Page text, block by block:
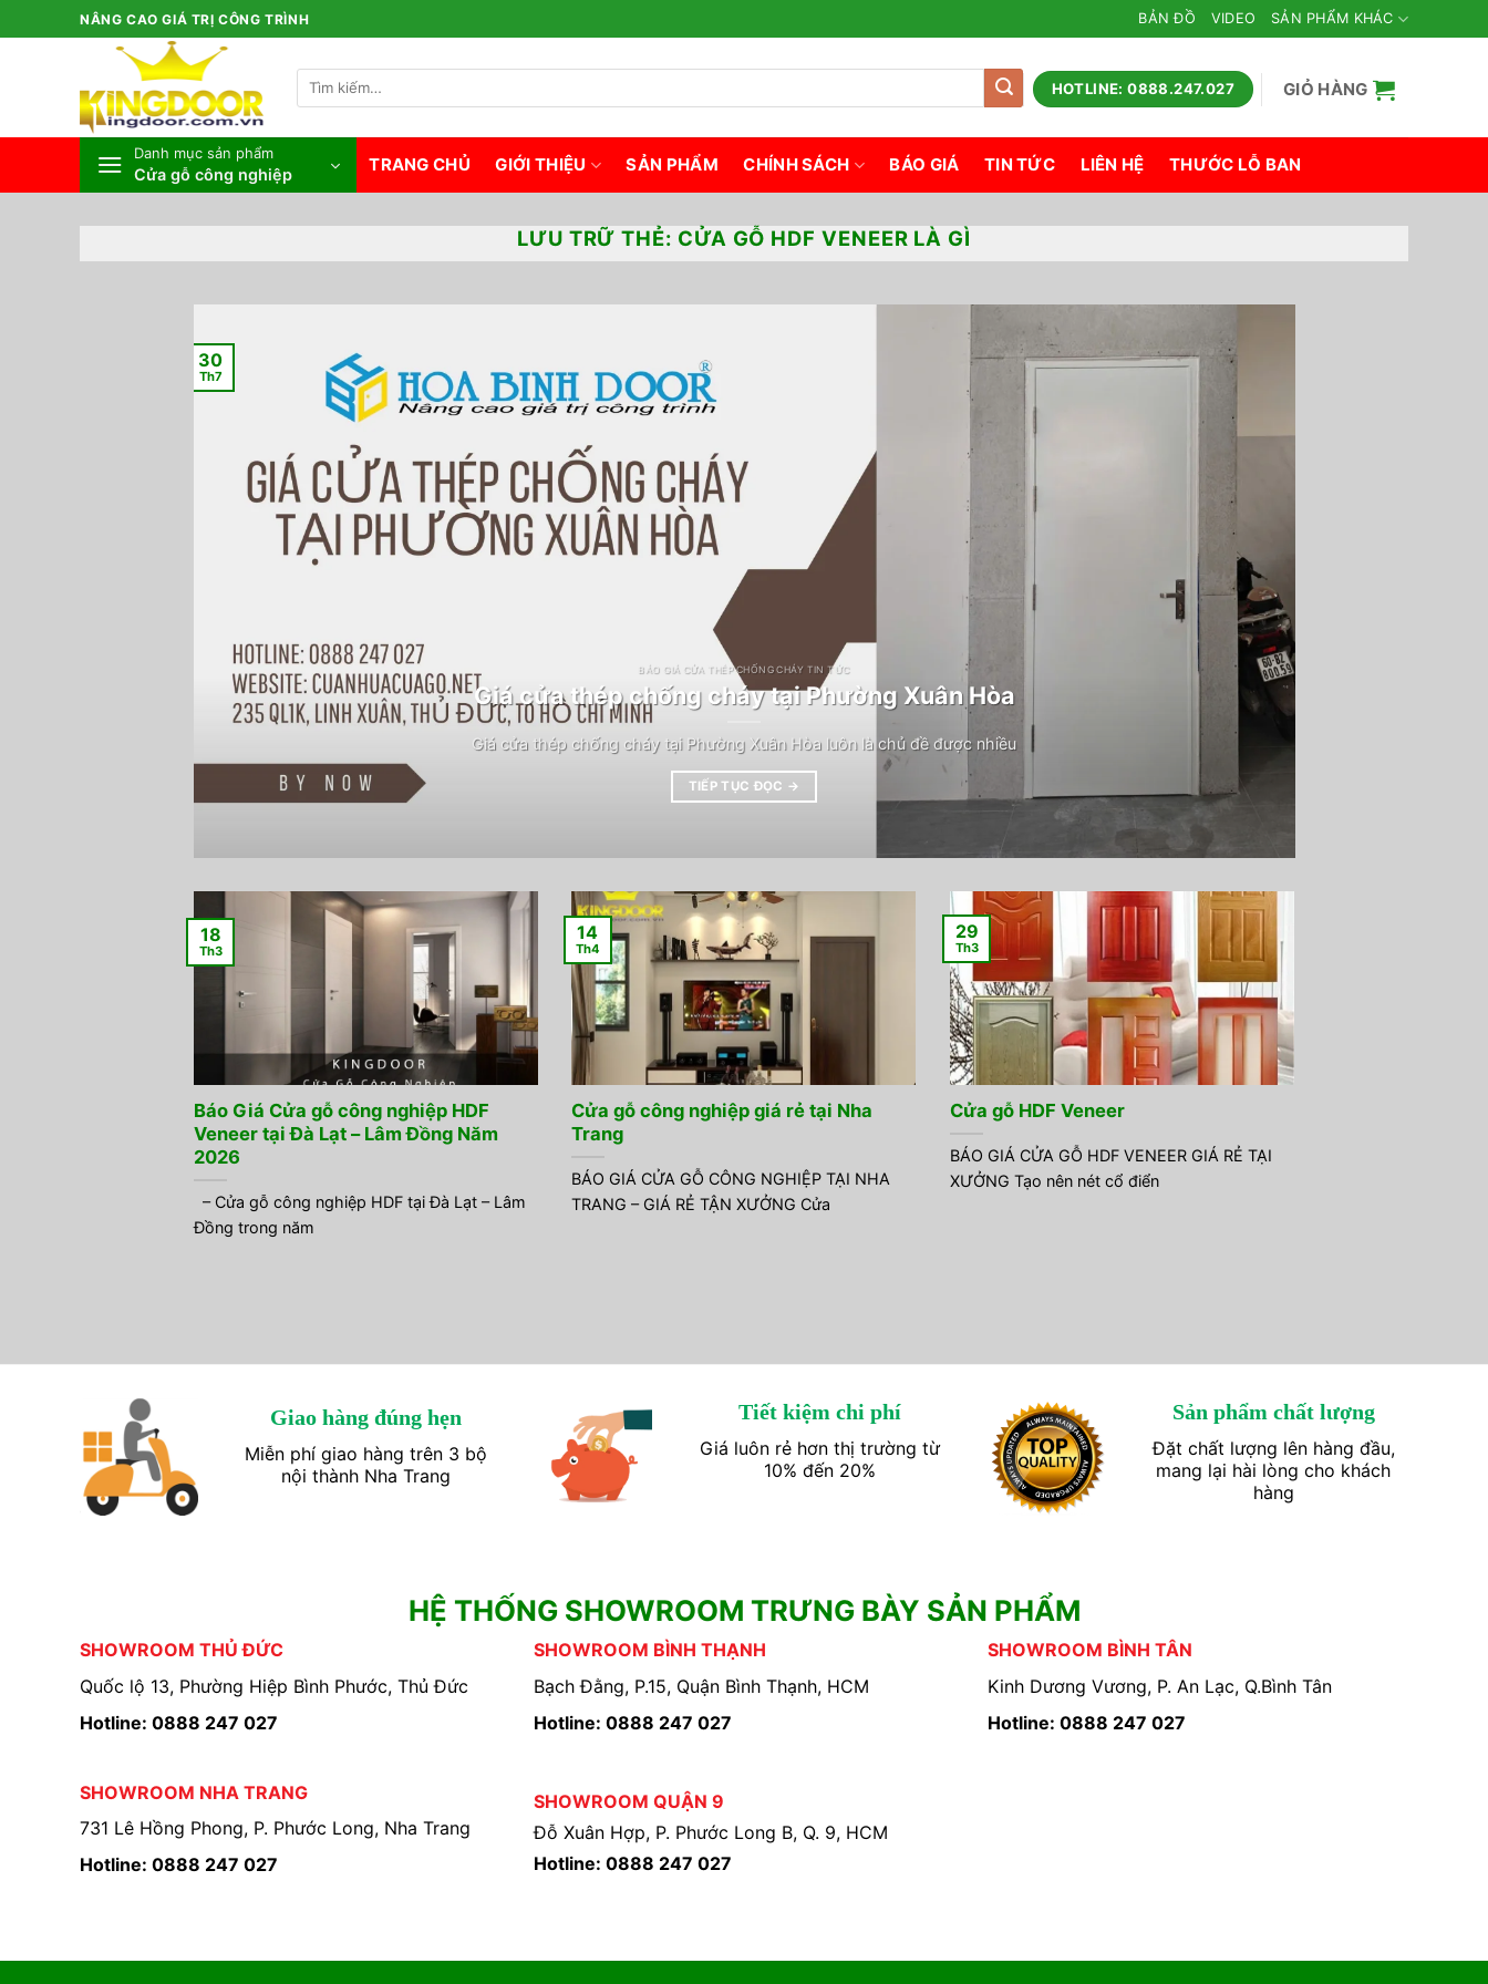
qua
NÂNG CAO GIÁ TRỊ CÔNG TRÌNH BẢN ĐỒ VIDEO SẢN PHẨM KHÁC
Tìm
kiếm:
HOTLINE: 0888.247.027 GIỎ HÀNG
Danh mục sản phẩm
Cửa gỗ công nghiệp TRANG CHỦ GIỚI THIỆU SẢN PHẨM CHÍNH SÁCH BÁO GIÁ TIN TỨC LIÊN HỆ THƯỚC LỖ BAN
LƯU TRỮ THẺ: CỬA GỖ HDF VENEER LÀ GÌ
BÁO GIÁ CỬA THÉP CHỐNG CHÁY TIN TỨC
Giá cửa thép chống cháy tại Phường Xuân Hòa
Giá cửa thép chống cháy tại Phường Xuân Hòa luôn là chủ đề được nhiều
TIẾP TỤC ĐỌC →
30
Th7
Báo Giá Cửa gỗ công nghiệp HDF
Veneer tại Đà Lạt – Lâm Đồng Năm
2026
– Cửa gỗ công nghiệp HDF tại Đà Lạt – Lâm
Đồng trong năm
18
Th3
Cửa gỗ công nghiệp giá rẻ tại Nha
Trang
BÁO GIÁ CỬA GỖ CÔNG NGHIỆP TẠI NHA
TRANG – GIÁ RẺ TẬN XƯỞNG Cửa
14
Th4
Cửa gỗ HDF Veneer
BÁO GIÁ CỬA GỖ HDF VENEER GIÁ RẺ TẠI
XƯỞNG Tạo nên nét cổ điển
29
Th3
Giao hàng đúng hẹn
Miễn phí giao hàng trên 3 bộ
nội thành Nha Trang
Tiết kiệm chi phí
Giá luôn rẻ hơn thị trường từ
10% đến 20%
Sản phẩm chất lượng
Đặt chất lượng lên hàng đầu,
mang lại hài lòng cho khách
hàng
HỆ THỐNG SHOWROOM TRƯNG BÀY SẢN PHẨM
SHOWROOM THỦ ĐỨC
Quốc lộ 13, Phường Hiệp Bình Phước, Thủ Đức
Hotline: 0888 247 027
SHOWROOM BÌNH THẠNH
Bạch Đằng, P.15, Quận Bình Thạnh, HCM
Hotline: 0888 247 027
SHOWROOM BÌNH TÂN
Kinh Dương Vương, P. An Lạc, Q.Bình Tân
Hotline: 0888 247 027
SHOWROOM NHA TRANG
731 Lê Hồng Phong, P. Phước Long, Nha Trang
Hotline: 0888 247 027
SHOWROOM QUẬN 9
Đỗ Xuân Hợp, P. Phước Long B, Q. 9, HCM
Hotline: 0888 247 027